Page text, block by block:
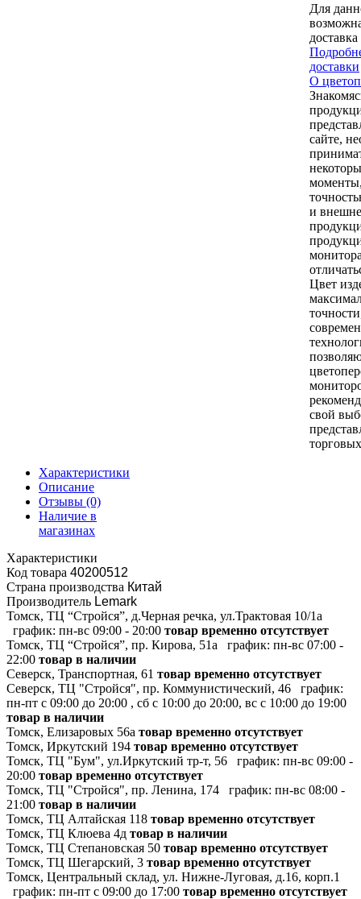
Для
доставка
доставки
О
сайте,
и
Цвет
свой
Характеристики
Описание
Отзывы (0)
Наличие в
магазинах
Характеристики
Код товара 40200512
Страна производства Китай
Производитель Lemark
Томск, ТЦ “Стройся”, д.Черная речка, ул.Трактовая 10/1а
график: пн-вс 09:00 - 20:00 товар временно отсутствует
Томск, ТЦ “Стройся”, пр. Кирова, 51а
график: пн-вс 07:00 -
22:00 товар в наличии
Северск, Транспортная, 61 товар временно отсутствует
Северск, ТЦ "Стройся", пр. Коммунистический, 46
график:
пн-пт с 09:00 до 20:00 , сб с 10:00 до 20:00, вс с 10:00 до 19:00
товар в наличии
Томск, Елизаровых 56а товар временно отсутствует
Томск, Иркутский 194 товар временно отсутствует
Томск, ТЦ "Бум", ул.Иркутский тр-т, 56
график: пн-вс 09:00 -
20:00 товар временно отсутствует
Томск, ТЦ "Стройся", пр. Ленина, 174
график: пн-вс 08:00 -
21:00 товар в наличии
Томск, ТЦ Алтайская 118 товар временно отсутствует
Томск, ТЦ Клюева 4д товар в наличии
Томск, ТЦ Степановская 50 товар временно отсутствует
Томск, ТЦ Шегарский, 3 товар временно отсутствует
Томск, Центральный склад, ул. Нижне-Луговая, д.16, корп.1
график: пн-пт с 09:00 до 17:00 товар временно отсутствует